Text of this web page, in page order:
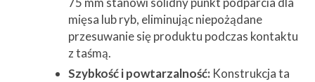
mięsa lub ryb, eliminując niepożądane
przesuwanie się produktu podczas kontaktu
z taśmą.
Szybkość i powtarzalność:Konstrukcja ta